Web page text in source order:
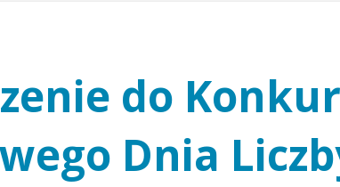
do
Dnia